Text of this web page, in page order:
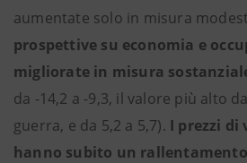
aumentate solo in misura
prospettive su economia e
migliorate in misura
da -14,2 a -9,3, il valore più alto
guerra, e da 5,2 a 5,7). I prezzi di
hanno subito un